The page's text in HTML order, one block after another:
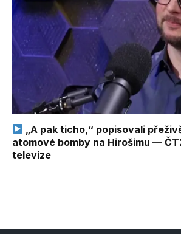
„A pak ticho,“ popisovali
atomové bomby na Hirošimu —
televize